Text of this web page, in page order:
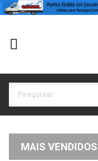

MAIS VENDIDOS